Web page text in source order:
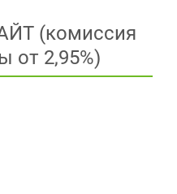
(комиссия
от 2,95%)